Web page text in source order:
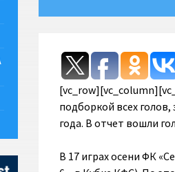
подборкой всех
года. В отчет вошли
В 17 играх осени ФК